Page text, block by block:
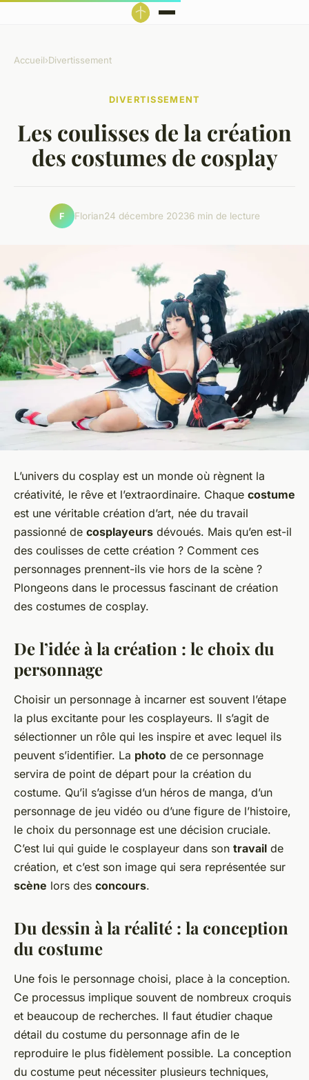
Accueil›Divertissement
DIVERTISSEMENT
Les coulisses de la création
des costumes de cosplay
F Florian24 décembre 20236 min de lecture
L’univers du cosplay est un monde où règnent la
créativité, le rêve et l’extraordinaire. Chaque costume
est une véritable création d’art, née du travail
passionné de cosplayeurs dévoués. Mais qu’en est-il
des coulisses de cette création ? Comment ces
personnages prennent-ils vie hors de la scène ?
Plongeons dans le processus fascinant de création
des costumes de cosplay.
De l’idée à la création : le choix du
personnage
Choisir un personnage à incarner est souvent l’étape
la plus excitante pour les cosplayeurs. Il s’agit de
sélectionner un rôle qui les inspire et avec lequel ils
peuvent s’identifier. La photo de ce personnage
servira de point de départ pour la création du
costume. Qu’il s’agisse d’un héros de manga, d’un
personnage de jeu vidéo ou d’une figure de l’histoire,
le choix du personnage est une décision cruciale.
C’est lui qui guide le cosplayeur dans son travail de
création, et c’est son image qui sera représentée sur
scène lors des concours.
Du dessin à la réalité : la conception
du costume
Une fois le personnage choisi, place à la conception.
Ce processus implique souvent de nombreux croquis
et beaucoup de recherches. Il faut étudier chaque
détail du costume du personnage afin de le
reproduire le plus fidèlement possible. La conception
du costume peut nécessiter plusieurs techniques,